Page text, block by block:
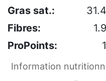
Gras sat.:
Fibres:
ProPoints:
Information